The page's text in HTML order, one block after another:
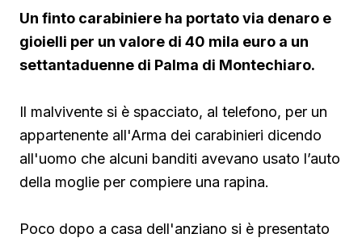
Un finto carabiniere ha portato via denaro e
gioielli per un valore di 40 mila euro a un
settantaduenne di Palma di Montechiaro.
Il malvivente si è spacciato, al telefono, per un
appartenente all'Arma dei carabinieri dicendo
all'uomo che alcuni banditi avevano usato l’auto
della moglie per compiere una rapina.
Poco dopo a casa dell'anziano si è presentato